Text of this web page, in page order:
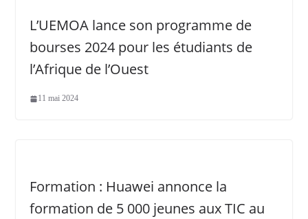
L’UEMOA lance son programme de
bourses 2024 pour les étudiants de
l’Afrique de l’Ouest
11 mai 2024
Formation : Huawei annonce la
formation de 5 000 jeunes aux TIC au